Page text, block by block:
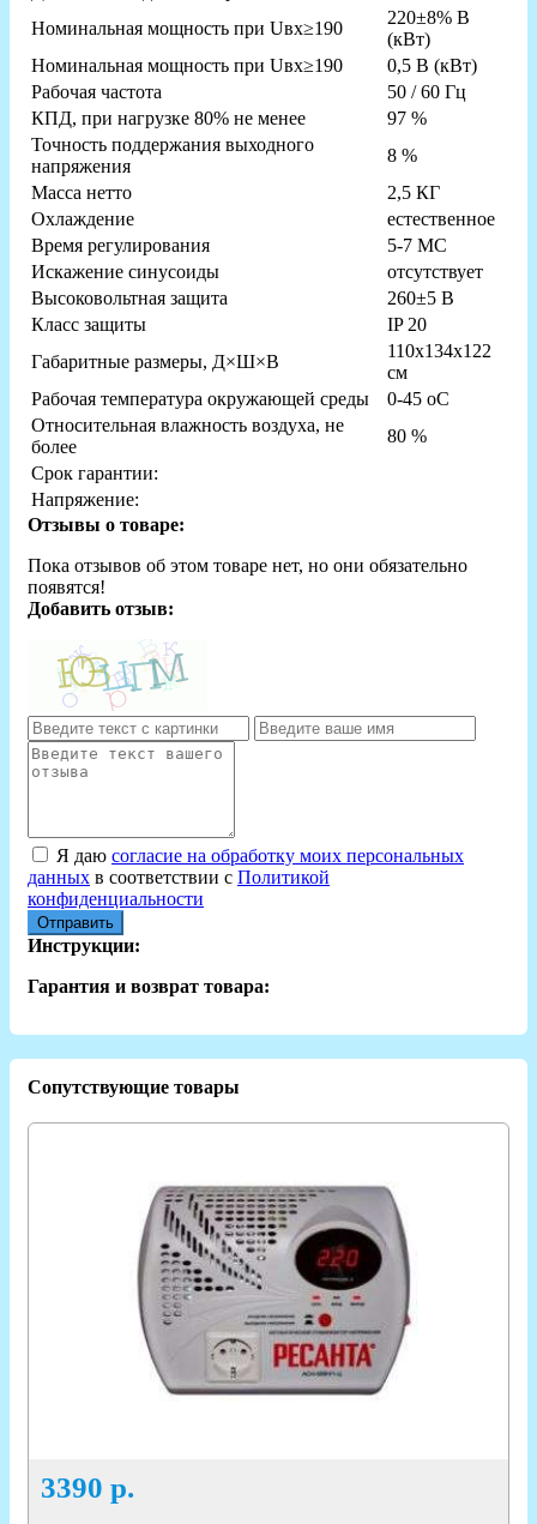
Номинальная мощность при Uвх≥190
220±8% В
(кВт)
Номинальная мощность при Uвх≥190
0,5 В (кВт)
Рабочая частота
50 / 60 Гц
КПД, при нагрузке 80% не менее
97 %
Точность поддержания выходного
напряжения
8 %
Масса нетто
2,5 КГ
Охлаждение
естественное
Время регулирования
5-7 МС
Искажение синусоиды
отсутствует
Высоковольтная защита
260±5 В
Класс защиты
IP 20
Габаритные размеры, Д×Ш×В
110x134x122
см
Рабочая температура окружающей среды
0-45 оС
Относительная влажность воздуха, не
более
80 %
Срок гарантии:
Напряжение:
Отзывы о товаре:
Пока отзывов об этом товаре нет, но они обязательно
появятся!
Добавить отзыв:
Я даю согласие на обработку моих персональных
данных в соответствии с Политикой
конфиденциальности
Отправить
Инструкции:
Гарантия и возврат товара:
Сопутствующие товары
3390 р.